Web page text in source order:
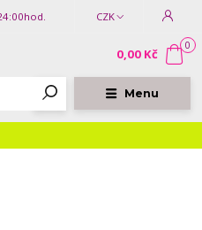
Menu
CZK
0
0,00 Kč